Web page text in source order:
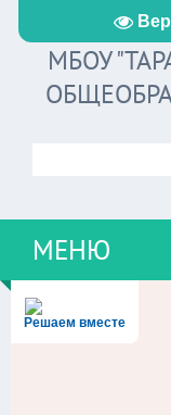
МБОУ
МЕНЮ
Решаем вместе